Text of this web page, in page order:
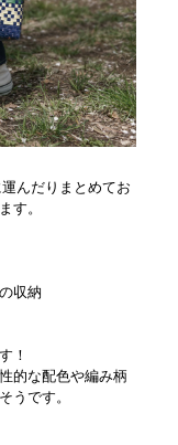
んだりまとめてお
す。
収納
！
的な配色や編み柄
うです。